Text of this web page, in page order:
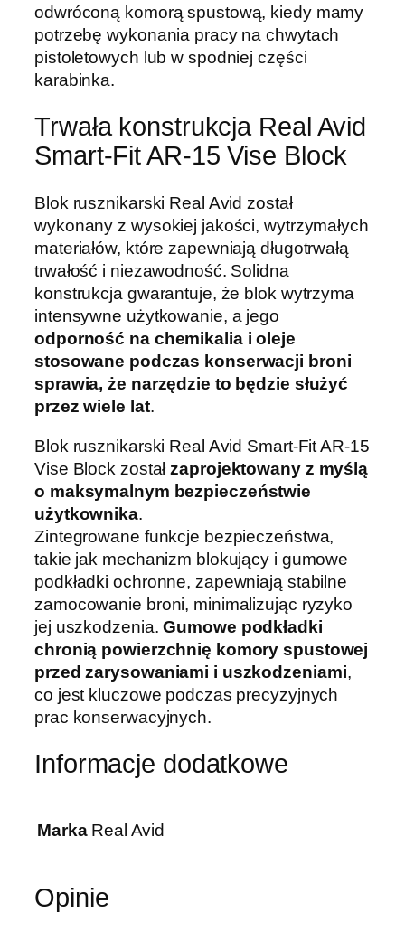
odwróconą komorą spustową, kiedy mamy
potrzebę wykonania pracy na chwytach
pistoletowych lub w spodniej części
karabinka.
Trwała konstrukcja Real Avid
Smart-Fit AR-15 Vise Block
Blok rusznikarski Real Avid został
wykonany z wysokiej jakości, wytrzymałych
materiałów, które zapewniają długotrwałą
trwałość i niezawodność. Solidna
konstrukcja gwarantuje, że blok wytrzyma
intensywne użytkowanie, a jego
odporność na chemikalia i oleje
stosowane podczas konserwacji broni
sprawia, że narzędzie to będzie służyć
przez wiele lat.
Blok rusznikarski Real Avid Smart-Fit AR-15
Vise Block zostałzaprojektowany z myślą
o maksymalnym bezpieczeństwie
użytkownika.
Zintegrowane funkcje bezpieczeństwa,
takie jak mechanizm blokujący i gumowe
podkładki ochronne, zapewniają stabilne
zamocowanie broni, minimalizując ryzyko
jej uszkodzenia.Gumowe podkładki
chronią powierzchnię komory spustowej
przed zarysowaniami i uszkodzeniami,
co jest kluczowe podczas precyzyjnych
prac konserwacyjnych.
Informacje dodatkowe
Marka Real Avid
Opinie